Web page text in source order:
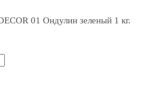
01 Ондулин зеленый 1 кг.